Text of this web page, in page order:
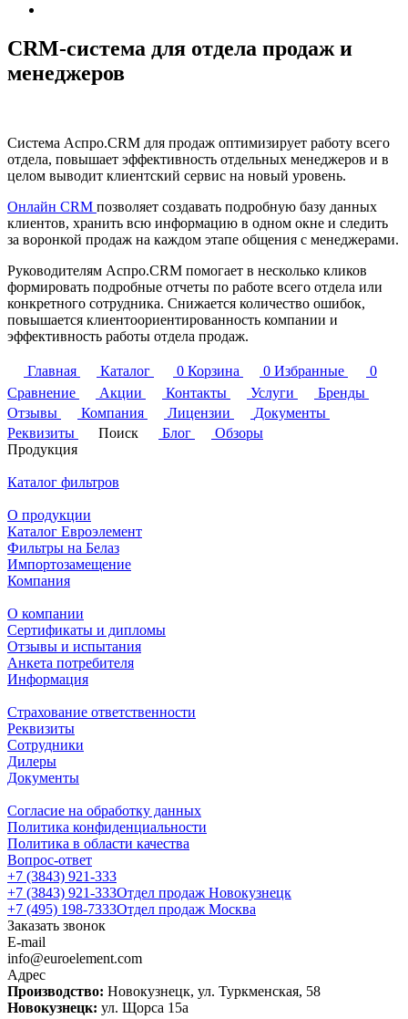
CRM-система для отдела продаж и
менеджеров
Система Аспро.CRM для продаж оптимизирует работу всего
отдела, повышает эффективность отдельных менеджеров и в
целом выводит клиентский сервис на новый уровень.
Онлайн CRM позволяет создавать подробную базу данных
клиентов, хранить всю информацию в одном окне и следить
за воронкой продаж на каждом этапе общения с менеджерами.
Руководителям Аспро.CRM помогает в несколько кликов
формировать подробные отчеты по работе всего отдела или
конкретного сотрудника. Снижается количество ошибок,
повышается клиентоориентированность компании и
эффективность работы отдела продаж.
Главная Каталог 0 Корзина 0 Избранные
0
Сравнение
Акции Контакты Услуги
Бренды
Отзывы
Компания Лицензии
Документы
Реквизиты
Поиск Блог
Обзоры
Продукция
Каталог фильтров
О продукции
Каталог Евроэлемент
Фильтры на Белаз
Импортозамещение
Компания
О компании
Сертификаты и дипломы
Отзывы и испытания
Анкета потребителя
Информация
Страхование ответственности
Реквизиты
Сотрудники
Дилеры
Документы
Согласие на обработку данных
Политика конфиденциальности
Политика в области качества
Вопрос-ответ
+7 (3843) 921-333
+7 (3843) 921-333Отдел продаж Новокузнецк
+7 (495) 198-7333Отдел продаж Москва
Заказать звонок
E-mail
info@euroelement.com
Адрес
Производство: Новокузнецк, ул. Туркменская, 58
Новокузнецк: ул. Щорса 15а